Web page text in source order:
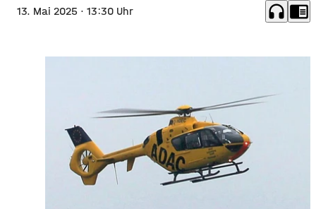
13. Mai 2025 · 13:30 Uhr headphones chrome_reader_mode